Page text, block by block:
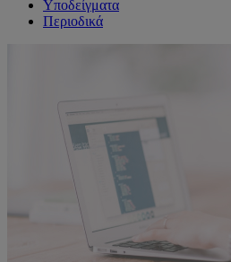
Υποδείγματα
Περιοδικά